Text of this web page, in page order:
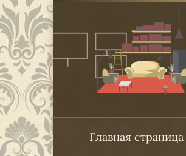
Перейти
к
контенту
Главная страница